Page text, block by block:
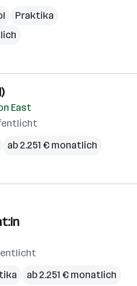
Praktika
East
ab 2.251 € monatlich
ab 2.251 € monatlich